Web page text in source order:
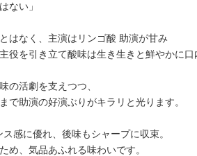
ない」
はなく、主演はリンゴ酸 助演が甘み
役を引き立て酸味は生き生きと鮮やかに口
の活劇を支えつつ、
で助演の好演ぶりがキラリと光ります。
感に優れ、後味もシャープに収束。
め、気品あふれる味わいです。